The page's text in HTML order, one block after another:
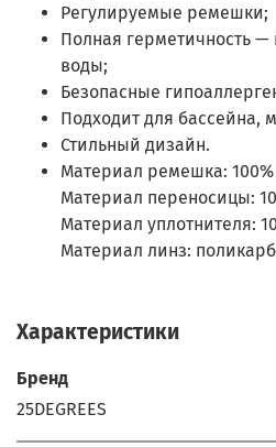
Регулируемые ремешки;
Полная герметичность
воды;
Безопасные
Подходит для бассейна,
Стильный дизайн.
Материал ремешка:
Материал переносицы:
Материал уплотнителя:
Материал линз:
Характеристики
Бренд
25DEGREES